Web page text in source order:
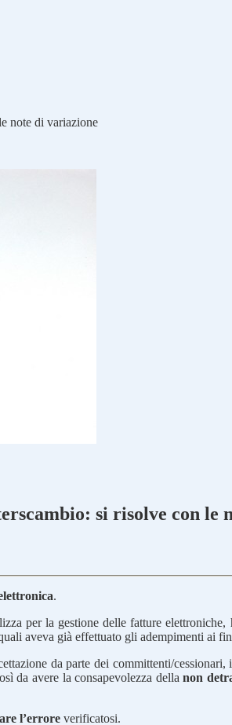
note di variazione
si risolve con le
.
per la gestione delle fatture elettroniche,
aveva già effettuato gli adempimenti ai
da parte dei committenti/
da avere la consapevolezza dellanon
l’errore verificatosi.